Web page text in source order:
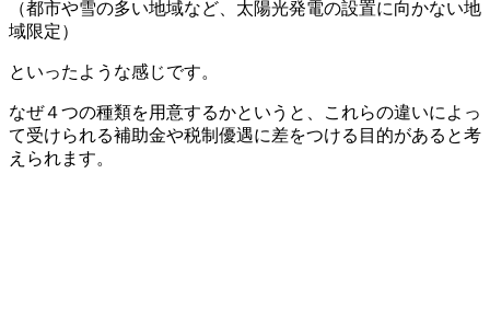
（都市や雪の多い地域など、太陽光発電の設置に向かない地
域限定）
といったような感じです。
なぜ４つの種類を用意するかというと、これらの違いによっ
て受けられる補助金や税制優遇に差をつける目的があると考
えられます。